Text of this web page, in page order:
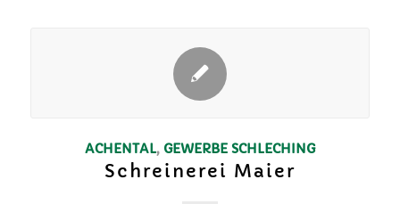
ACHENTAL, GEWERBE SCHLECHING
Schreinerei Maier